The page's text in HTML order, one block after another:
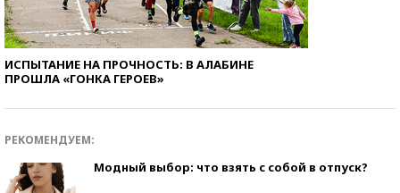
ИСПЫТАНИЕ НА ПРОЧНОСТЬ: В АЛАБИНЕ
ПРОШЛА «ГОНКА ГЕРОЕВ»
РЕКОМЕНДУЕМ:
Модный выбор: что взять с собой в отпуск?